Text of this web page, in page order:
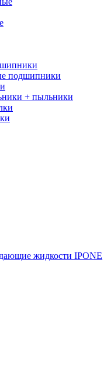
подшипники
+ пыльники
жидкости IPONE